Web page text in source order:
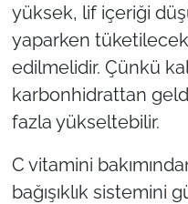
yüksek, lif içeriği
yaparken
edilmelidir. Çünkü
karbonhidrattan
fazla yükseltebilir.
C vitamini
bağışıklık sistemini